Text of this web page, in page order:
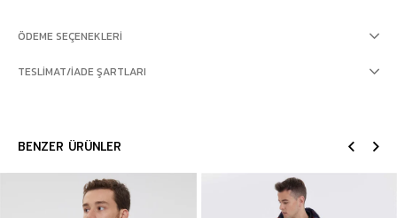
ÖDEME SEÇENEKLERI
TESLIMAT/İADE ŞARTLARI
BENZER ÜRÜNLER